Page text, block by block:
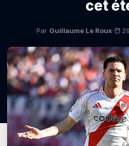
cet
Par Guillaume Le Roux·